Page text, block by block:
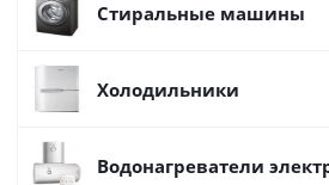
Стиральные машины
Холодильники
Водонагреватели